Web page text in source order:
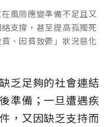
風險應變準備不足且又
支撐，甚至提高孤獨死
、因貧致鬱」狀況惡化
乏足夠的社會連結
準備；一旦遭遇疾
，又因缺乏支持而